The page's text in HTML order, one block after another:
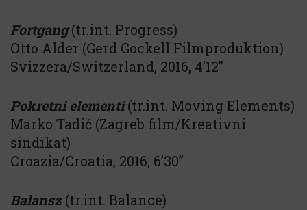
Fortgang(tr.int. Progress)
Otto Alder (Gerd Gockell Filmproduktion)
Svizzera/Switzerland, 2016, 4’12”
Pokretni elementi(tr.int. Moving Elements)
Marko Tadić (Zagreb film/Kreativni
sindikat)
Croazia/Croatia, 2016, 6’30”
Balansz (tr.int. Balance)